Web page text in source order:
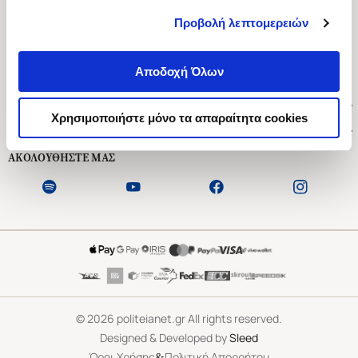
Προβολή λεπτομερειών
Αποδοχή Όλων
Χρησιμοποιήστε μόνο τα απαραίτητα cookies
Ασκληπιού 1-3, Αθήνα 106 79
Δευτέρα - Παρασκευή 09:00-21:00
Εξυπηρέτηση Πελατών
ΑΚΟΛΟΥΘΗΣΤΕ ΜΑΣ
©2026 politeianet.gr All rights reserved.
Designed & Developed bySleed